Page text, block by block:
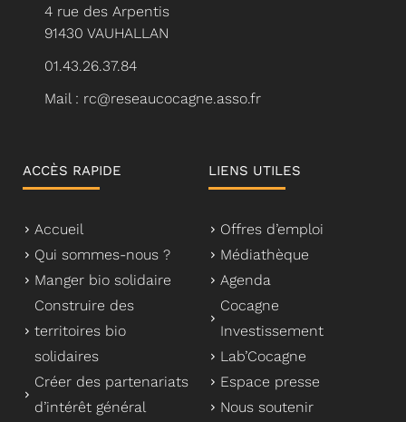
4 rue des Arpentis
91430 VAUHALLAN
01.43.26.37.84
Mail : rc@reseaucocagne.asso.fr
ACCÈS RAPIDE
Accueil
Qui sommes-nous ?
Manger bio solidaire
Construire des
territoires bio
solidaires
Créer des partenariats
d’intérêt général
LIENS UTILES
Offres d’emploi
Médiathèque
Agenda
Cocagne
Investissement
Lab’Cocagne
Espace presse
Nous soutenir